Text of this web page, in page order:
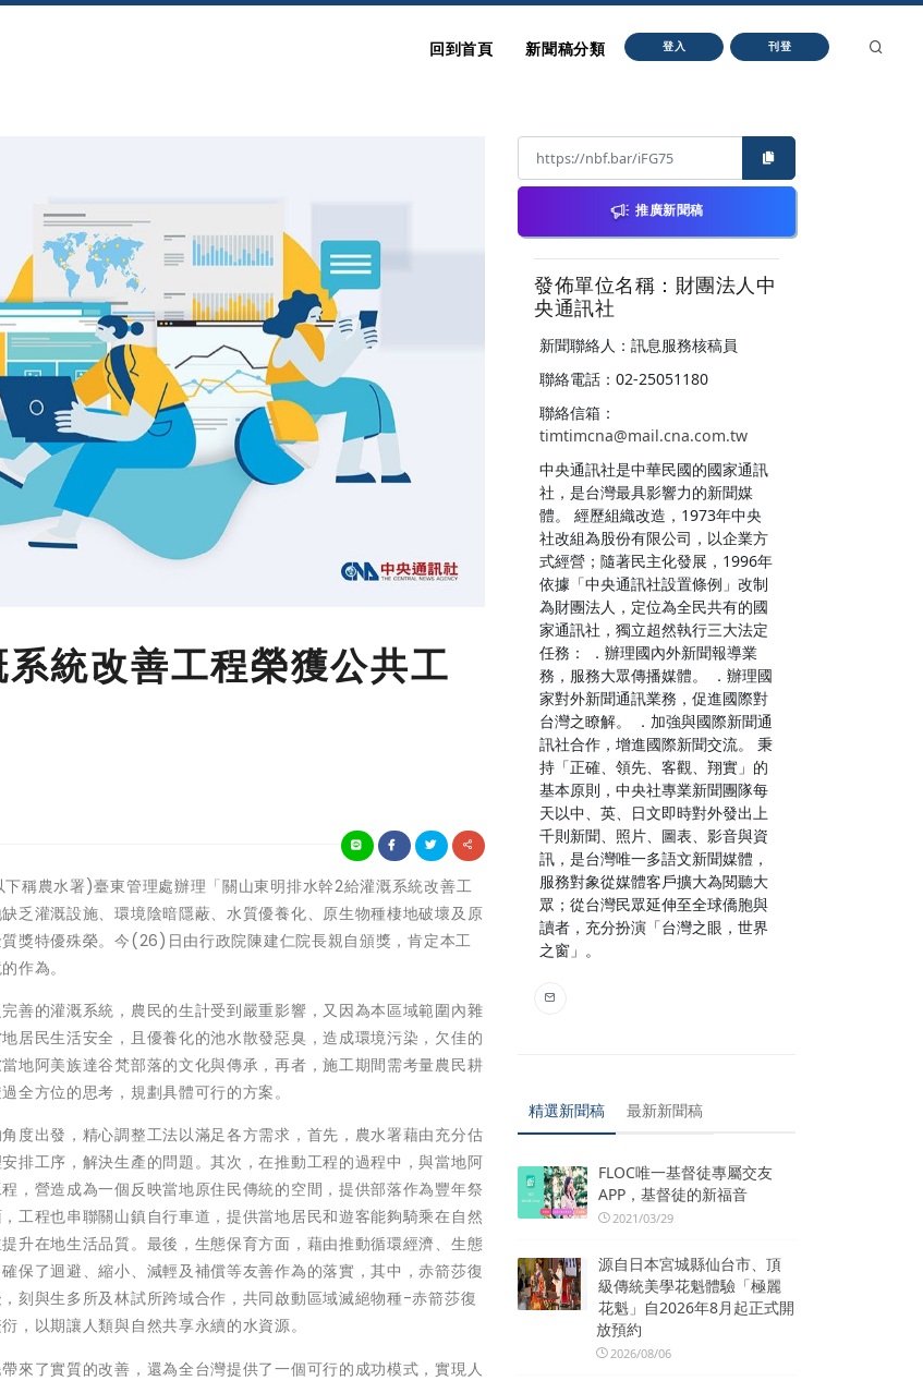
回到首頁 新聞稿分類 登入 刊登
統改善工程榮獲公共工
稱農水署)臺東管理處辦理「關山東明排水幹2給灌溉系統改善工
乏灌溉設施、環境陰暗隱蔽、水質優養化、原生物種棲地破壞及原
獎特優殊榮。今(26)日由行政院陳建仁院長親自頒獎，肯定本工
作為。
善的灌溉系統，農民的生計受到嚴重影響，又因為本區域範圍內雜
居民生活安全，且優養化的池水散發惡臭，造成環境污染，欠佳的
地阿美族達谷梵部落的文化與傳承，再者，施工期間需考量農民耕
全方位的思考，規劃具體可行的方案。
度出發，精心調整工法以滿足各方需求，首先，農水署藉由充分估
排工序，解決生產的問題。其次，在推動工程的過程中，與當地阿
，營造成為一個反映當地原住民傳統的空間，提供部落作為豐年祭
工程也串聯關山鎮自行車道，提供當地居民和遊客能夠騎乘在自然
升在地生活品質。最後，生態保育方面，藉由推動循環經濟、生態
保了迴避、縮小、減輕及補償等友善作為的落實，其中，赤箭莎復
刻與生多所及林試所跨域合作，共同啟動區域滅絕物種-赤箭莎復
，以期讓人類與自然共享永續的水資源。
來了實質的改善，還為全台灣提供了一個可行的成功模式，實現人
推廣新聞稿
發佈單位名稱：財團法人中
央通訊社
新聞聯絡人：訊息服務核稿員
聯絡電話：02-25051180
聯絡信箱：
timtimcna@mail.cna.com.tw
中央通訊社是中華民國的國家通訊
社，是台灣最具影響力的新聞媒
體。 經歷組織改造，1973年中央
社改組為股份有限公司，以企業方
式經營；隨著民主化發展，1996年
依據「中央通訊社設置條例」改制
為財團法人，定位為全民共有的國
家通訊社，獨立超然執行三大法定
任務： ．辦理國內外新聞報導業
務，服務大眾傳播媒體。 ．辦理國
家對外新聞通訊業務，促進國際對
台灣之瞭解。 ．加強與國際新聞通
訊社合作，增進國際新聞交流。 秉
持「正確、領先、客觀、翔實」的
基本原則，中央社專業新聞團隊每
天以中、英、日文即時對外發出上
千則新聞、照片、圖表、影音與資
訊，是台灣唯一多語文新聞媒體，
服務對象從媒體客戶擴大為閱聽大
眾；從台灣民眾延伸至全球僑胞與
讀者，充分扮演「台灣之眼，世界
之窗」。
精選新聞稿 最新新聞稿
FLOC唯一基督徒專屬交友
APP，基督徒的新福音
2021/03/29
源自日本宮城縣仙台市、頂
級傳統美學花魁體驗「極麗
花魁」自2026年8月起正式開
放預約
2026/08/06